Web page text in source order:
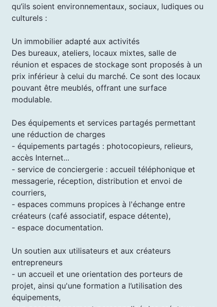
qu’ils soient environnementaux, sociaux, ludiques ou
culturels :
Un immobilier adapté aux activités
Des bureaux, ateliers, locaux mixtes, salle de
réunion et espaces de stockage sont proposés à un
prix inférieur à celui du marché. Ce sont des locaux
pouvant être meublés, offrant une surface
modulable.
Des équipements et services partagés permettant
une réduction de charges
- équipements partagés : photocopieurs, relieurs,
accès Internet...
- service de conciergerie : accueil téléphonique et
messagerie, réception, distribution et envoi de
courriers,
- espaces communs propices à l'échange entre
créateurs (café associatif, espace détente),
- espace documentation.
Un soutien aux utilisateurs et aux créateurs
entrepreneurs
- un accueil et une orientation des porteurs de
projet, ainsi qu'une formation a l’utilisation des
équipements,